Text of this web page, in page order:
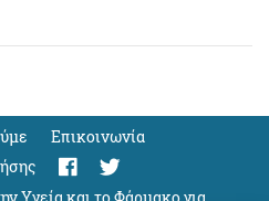
Eπικοινωνία